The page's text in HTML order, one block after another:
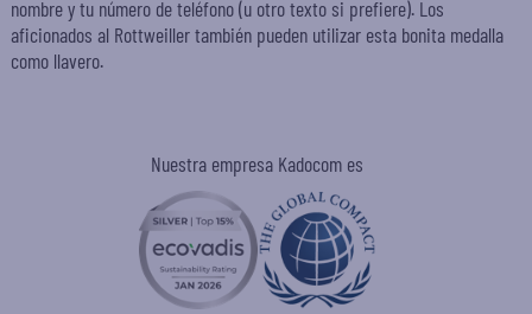
Nuestra empresa Kadocom es
nombre y tu número de teléfono (u otro texto si prefiere). Los
aficionados al Rottweiller también pueden utilizar esta bonita medalla
como llavero.